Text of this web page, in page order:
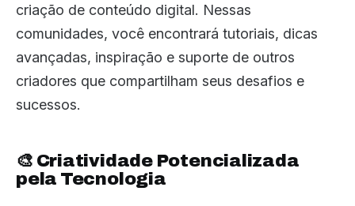
criação de conteúdo digital. Nessas
comunidades, você encontrará tutoriais, dicas
avançadas, inspiração e suporte de outros
criadores que compartilham seus desafios e
sucessos.
🎨 Criatividade Potencializada
pela Tecnologia